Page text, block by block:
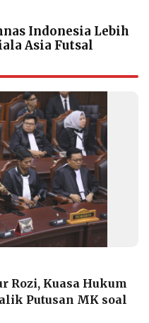
Indonesia Lebih
Asia Futsal
Rozi, Kuasa Hukum
Putusan MK soal